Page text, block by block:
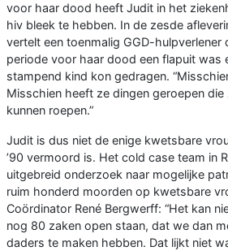
voor haar dood heeft Judit in het
hiv bleek te hebben. In de zesde
vertelt een toenmalig GGD-hulpverlener
periode voor haar dood een flapuit was
stampend kind kon gedragen.
Misschien heeft ze dingen geroepen die
kunnen roepen.”
Judit is dus niet de enige kwetsbare
’90 vermoord is. Het cold case team in
uitgebreid onderzoek naar mogelijke
ruim honderd moorden op kwetsbare
Coördinator René Bergwerff: “Het kan
nog 80 zaken open staan, dat we dan
daders te maken hebben. Dat lijkt niet